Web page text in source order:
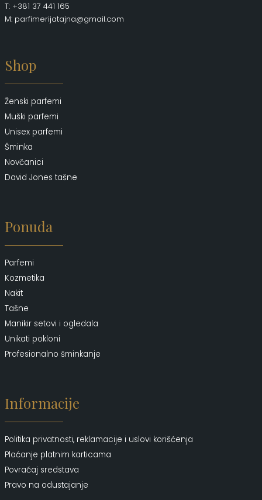
T: +381 37 441 165
M: parfimerijatajna@gmail.com
Shop
Ženski parfemi
Muški parfemi
Unisex parfemi
Šminka
Novčanici
David Jones tašne
Ponuda
Parfemi
Kozmetika
Nakit
Tašne
Manikir setovi i ogledala
Unikati pokloni
Profesionalno šminkanje
Informacije
Politika privatnosti, reklamacije i uslovi korišćenja
Plaćanje platnim karticama
Povraćaj sredstava
Pravo na odustajanje